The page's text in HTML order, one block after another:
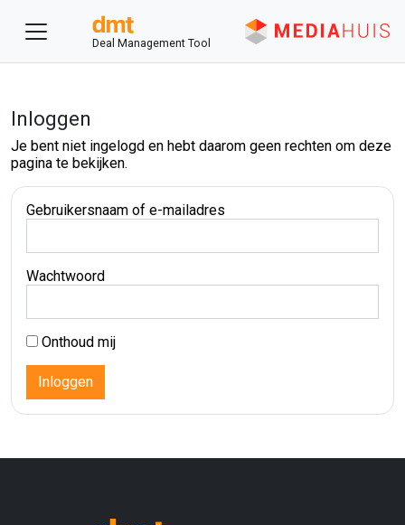
Deal Management Tool
Inloggen
Je bent niet ingelogd en hebt daarom geen rechten om deze
pagina te bekijken.
Gebruikersnaam of e-mailadres
Wachtwoord
Onthoud mij